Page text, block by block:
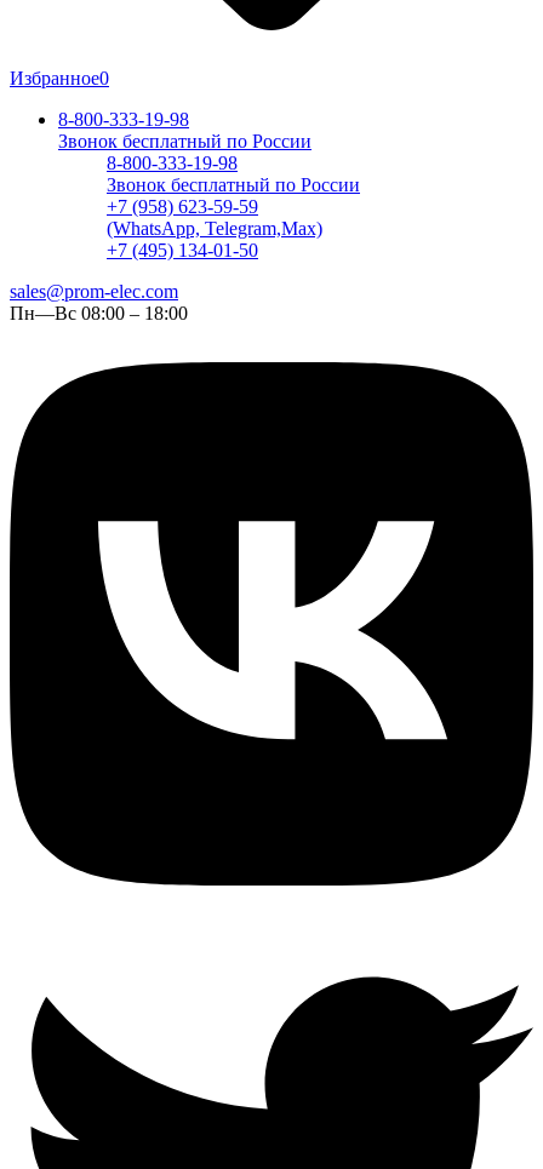
Избранное0
8-800-333-19-98
Звонок бесплатный по России
8-800-333-19-98
Звонок бесплатный по России
+7 (958) 623-59-59
(WhatsApp, Telegram,Max)
+7 (495) 134-01-50
sales@prom-elec.com
Пн—Вс 08:00 – 18:00